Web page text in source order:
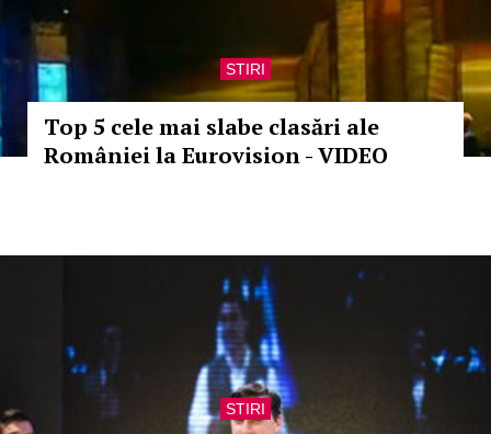
STIRI
Top 5 cele mai slabe clasări ale
României la Eurovision - VIDEO
STIRI